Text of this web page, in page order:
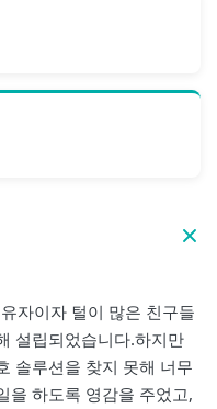
자이자 털이 많은 친구들
설립되었습니다.하지만
솔루션을 찾지 못해 너무
을 하도록 영감을 주었고,